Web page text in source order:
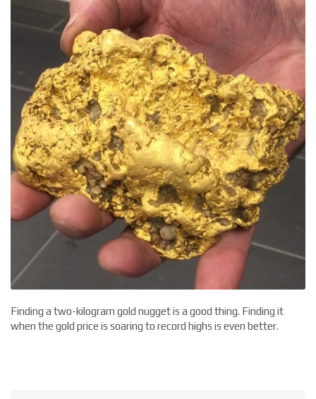
Finding a two-kilogram gold nugget is a good thing. Finding it
when the gold price is soaring to record highs is even better.